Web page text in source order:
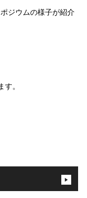
ジウムの様子が紹介
。